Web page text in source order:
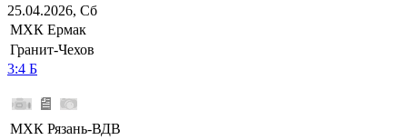
25.04.2026, Сб
МХК Ермак
Гранит-Чехов
3:4 Б
МХК Рязань-ВДВ